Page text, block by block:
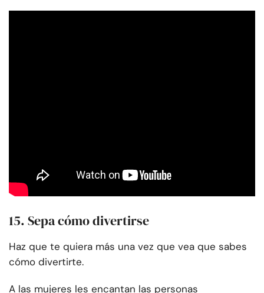
15. Sepa cómo divertirse
Haz que te quiera más una vez que vea que sabes
cómo divertirte.
A las mujeres les encantan las personas